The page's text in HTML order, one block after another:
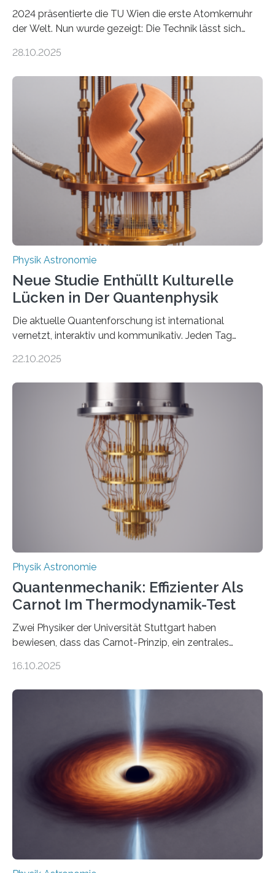
2024 präsentierte die TU Wien die erste Atomkernuhr
der Welt. Nun wurde gezeigt: Die Technik lässt sich
fundamentalen Physik nachzugehen. Thorium-
Messungen verwenden. Das hatte man jahrzehntelang
vermutet, weltweit war nach den passenden
Atomkern-Zuständen gesucht worden, 2024 gelang
einem Team der TU Wien mit Unterstützung
internationaler Partner der entscheidende Durchbruch:
Der lange diskutierte Thorium-Kernübergang wurde
gefunden. Kurz darauf konnte man zeigen, dass sich
Thorium tatsächlich nutzen lässt, um hochpräzise…
28.10.2025
Physik Astronomie
Neue Studie Enthüllt Kulturelle
Lücken in Der Quantenphysik
Die aktuelle Quantenforschung ist international
vernetzt, interaktiv und kommunikativ. Jeden Tag
oft von Autor*innen, die eng zusammenarbeiten. Neue
werden schnell weiterentwickelt. Dies ist der Alltag in
der Forschung der Quantentheorie, die dieses Jahr 100
Jahre alt geworden ist, weshalb die UNESCO 2025 zum
Internationalen Jahr der Quantenwissenschaft und -
technologie ausgerufen hat. Doch nun hat eine
internationale Forschungsgruppe um den
22.10.2025
Physik Astronomie
Quantenmechanik: Effizienter Als
Carnot Im Thermodynamik-Test
Zwei Physiker der Universität Stuttgart haben
bewiesen, dass das Carnot-Prinzip, ein zentrales
Größenordnung von Atomen gilt, deren physikalische
Quantenmotoren voranbringen. Das
Wissenschaftsjournal Science Advances veröffentlichte
die Herleitung. (DOI: 10.1126/sciadv.adw8462)
Verbrennungsmotoren oder Dampfturbinen sind
Wärmekraftmaschinen: Sie wandeln thermische
Energie in mechanische Bewegung um – oder anders
ausgedrückt, Wärme in Bewegung. In
quantenmechanischen Experimenten ist es in den…
16.10.2025